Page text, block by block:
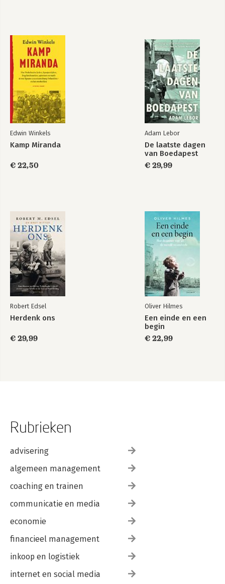
Edwin Winkels
Kamp Miranda
€ 22,50
Adam Lebor
De laatste dagen
van Boedapest
€ 29,99
Robert Edsel
Herdenk ons
€ 29,99
Oliver Hilmes
Een einde en een
begin
€ 22,99
Rubrieken
advisering
algemeen management
coaching en trainen
communicatie en media
economie
financieel management
inkoop en logistiek
internet en social media